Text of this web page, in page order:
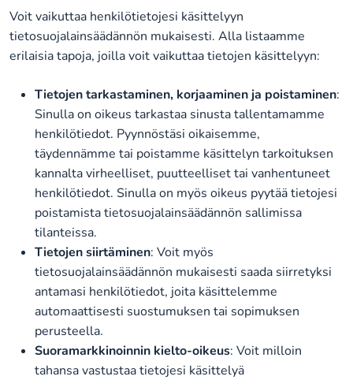
Voit vaikuttaa henkilötietojesi käsittelyyn
tietosuojalainsäädännön mukaisesti. Alla listaamme
erilaisia tapoja, joilla voit vaikuttaa tietojen käsittelyyn:
Tietojen tarkastaminen, korjaaminen ja poistaminen:
Sinulla on oikeus tarkastaa sinusta tallentamamme
henkilötiedot. Pyynnöstäsi oikaisemme,
täydennämme tai poistamme käsittelyn tarkoituksen
kannalta virheelliset, puutteelliset tai vanhentuneet
henkilötiedot. Sinulla on myös oikeus pyytää tietojesi
poistamista tietosuojalainsäädännön sallimissa
tilanteissa.
Tietojen siirtäminen: Voit myös
tietosuojalainsäädännön mukaisesti saada siirretyksi
antamasi henkilötiedot, joita käsittelemme
automaattisesti suostumuksen tai sopimuksen
perusteella.
Suoramarkkinoinnin kielto-oikeus: Voit milloin
tahansa vastustaa tietojesi käsittelyä